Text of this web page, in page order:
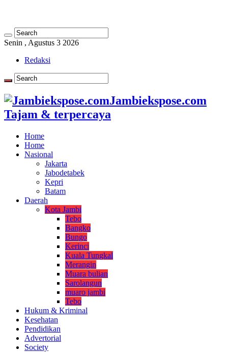
Senin , Agustus 3 2026
Redaksi
Jambiekspose.com
Tajam & terpercaya
Home
Home
Nasional
Jakarta
Jabodetabek
Kepri
Batam
Daerah
Kota Jambi
Tebo
Bangko
Bungo
Kerinci
Kuala Tungkal
Merangin
Muara bulian
Sarolangun
muaro jambi
Tebo
Hukum & Kriminal
Kesehatan
Pendidikan
Advertorial
Society